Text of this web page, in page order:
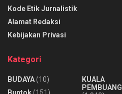
Kode Etik Jurnalistik
Alamat Redaksi
Kebijakan Privasi
Kategori
BUDAYA(10)
Buntok(151)
KUALA
PEMBUANG